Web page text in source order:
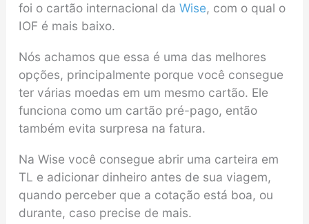
foi o cartão internacional da Wise, com o qual o
IOF é mais baixo.
Nós achamos que essa é uma das melhores
opções, principalmente porque você consegue
ter várias moedas em um mesmo cartão. Ele
funciona como um cartão pré-pago, então
também evita surpresa na fatura.
Na Wise você consegue abrir uma carteira em
TL e adicionar dinheiro antes de sua viagem,
quando perceber que a cotação está boa, ou
durante, caso precise de mais.